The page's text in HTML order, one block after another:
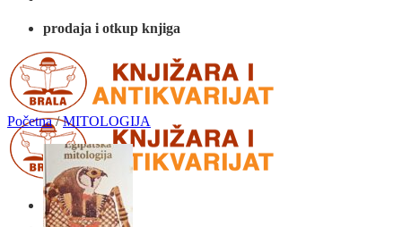
prodaja i otkup knjiga
Početna / MITOLOGIJA